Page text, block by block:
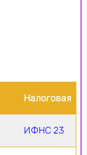
Налоговая
ИФНС 23